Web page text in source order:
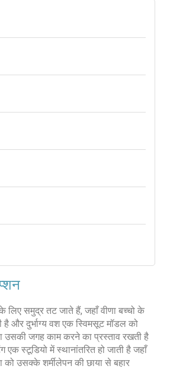
लिए समुद्र तट जाते हैं, जहाँ वीणा बच्चो के
और दुर्भाग्य वश एक स्विमसूट मॉडल को
उसकी जगह काम करने का प्रस्ताव रखती है
एक स्टूडियो में स्थानांतरित हो जाती है जहाँ
को उसक्के शर्मीलेपन की छाया से बहार